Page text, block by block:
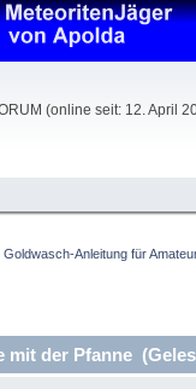
(online seit: 12. April
Anleitung für
der Pfanne